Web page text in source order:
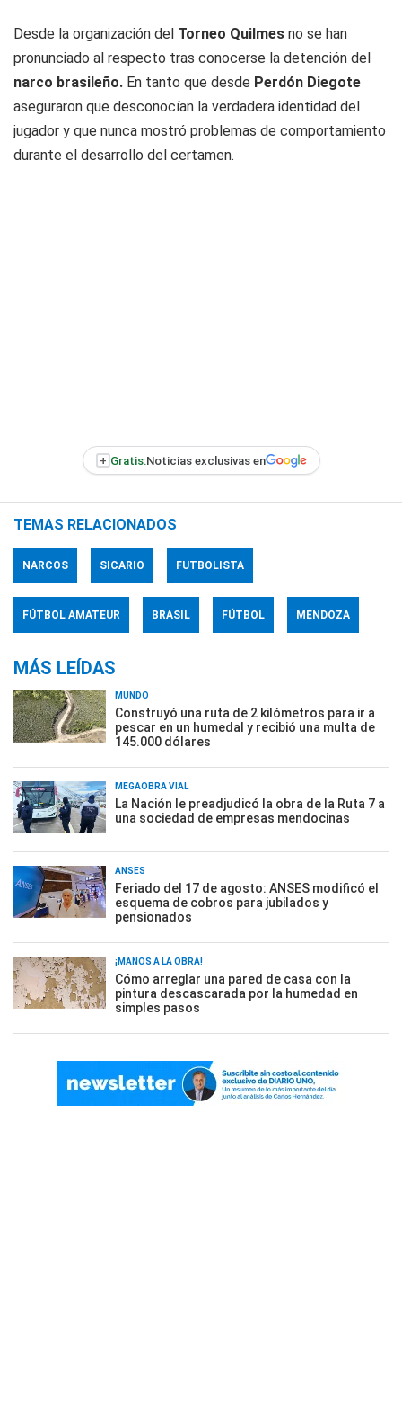
Desde la organización del Torneo Quilmes no se han
pronunciado al respecto tras conocerse la detención del
narco brasileño. En tanto que desde Perdón Diegote
aseguraron que desconocían la verdadera identidad del
jugador y que nunca mostró problemas de comportamiento
durante el desarrollo del certamen.
+ Gratis:Noticias exclusivas en
TEMAS RELACIONADOS
NARCOS SICARIO FUTBOLISTA
FÚTBOL AMATEUR BRASIL FÚTBOL MENDOZA
MÁS LEÍDAS
MUNDO
Construyó una ruta de 2 kilómetros para ir a
pescar en un humedal y recibió una multa de
145.000 dólares
MEGAOBRA VIAL
La Nación le preadjudicó la obra de la Ruta 7 a
una sociedad de empresas mendocinas
ANSES
Feriado del 17 de agosto: ANSES modificó el
esquema de cobros para jubilados y
pensionados
¡MANOS A LA OBRA!
Cómo arreglar una pared de casa con la
pintura descascarada por la humedad en
simples pasos